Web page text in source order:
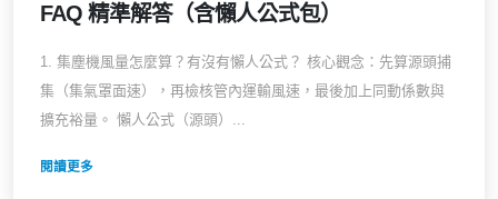
FAQ 精準解答（含懶人公式包）
1. 集塵機風量怎麼算？有沒有懶人公式？ 核心觀念：先算源頭捕
集（集氣罩面速），再檢核管內運輸風速，最後加上同動係數與
擴充裕量。 懶人公式（源頭）...
閱讀更多